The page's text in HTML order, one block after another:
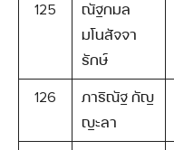
125
ณัฐกมล
มโนสัจจา
รักษ์
126
ภาริณัฐ กัญ
ญะลา